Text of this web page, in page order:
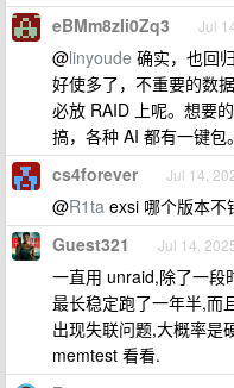
eBMm8zIi0Zq3 Jul
@linyoude 确实，也回
好使多了，不重要的数
必放 RAID 上呢。想要
搞，各种 AI 都有一键包。
cs4forever Jul 14,
@R1ta exsi 哪个版本不
Guest321 Jul 14,
一直用 unraid,除了一段
最长稳定跑了一年半,而
出现失联问题,大概率是
memtest 看看.